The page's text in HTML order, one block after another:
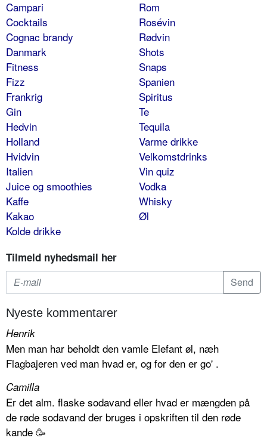
Campari
Cocktails
Cognac brandy
Danmark
Fitness
Fizz
Frankrig
Gin
Hedvin
Holland
Hvidvin
Italien
Juice og smoothies
Kaffe
Kakao
Kolde drikke
Rom
Rosévin
Rødvin
Shots
Snaps
Spanien
Spiritus
Te
Tequila
Varme drikke
Velkomstdrinks
Vin quiz
Vodka
Whisky
Øl
Tilmeld nyhedsmail her
Nyeste kommentarer
Henrik
Men man har beholdt den vamle Elefant øl, næh
Flagbajeren ved man hvad er, og for den er go' .
Camilla
Er det alm. flaske sodavand eller hvad er mængden på
de røde sodavand der bruges i opskriften til den røde
kande 🥳